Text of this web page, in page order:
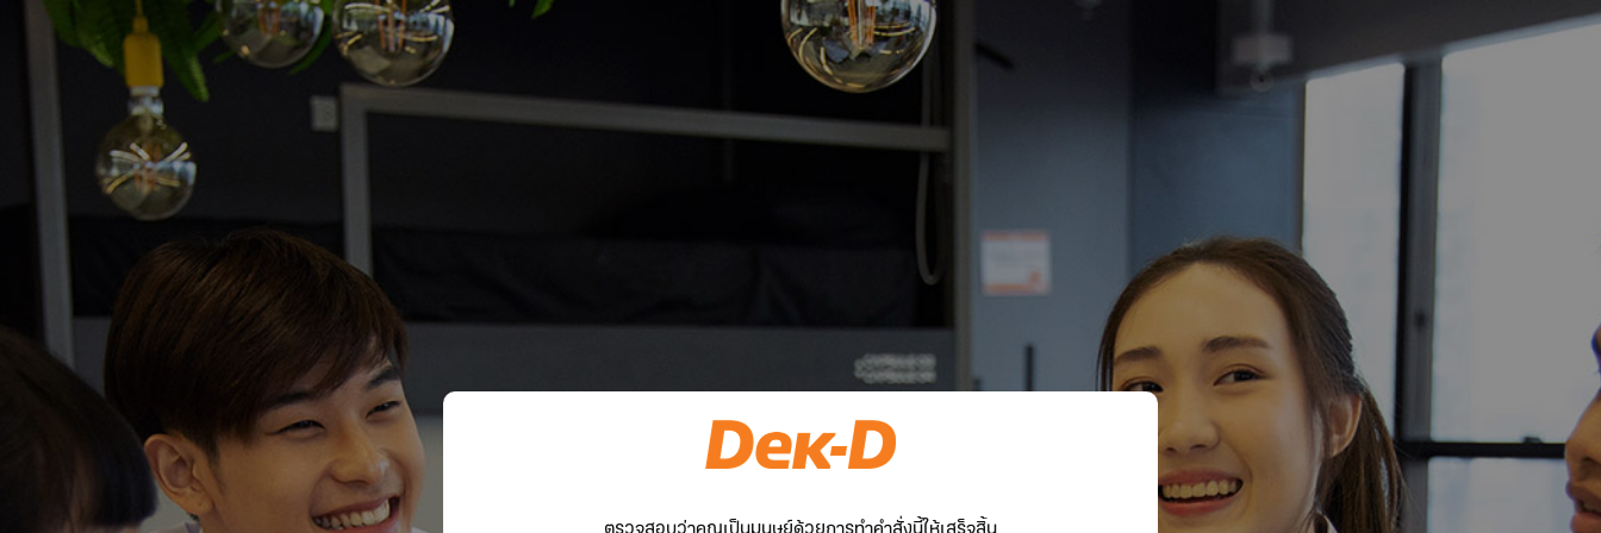
ตรวจสอบว่าคุณเป็นมนุษย์ด้วยการทำคำสั่งนี้ให้เสร็จสิ้น